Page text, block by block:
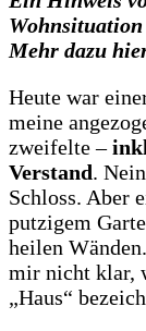
Mehr dazu
Heute war
meine
zweifelte –
Verstand.
Schloss. Aber
putzigem
heilen
mir nicht klar,
„Haus“